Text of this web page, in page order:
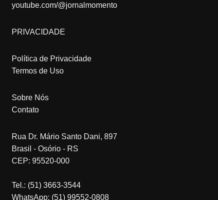
youtube.com/@jornalmomento
PRIVACIDADE
Política de Privacidade
Termos de Uso
Sobre Nós
Contato
Rua Dr. Mário Santo Dani, 897
Brasil - Osório - RS
CEP: 95520-000
Tel.: (51) 3663-3544
WhatsApp: (51) 99552-0808